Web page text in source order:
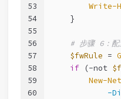
53
54
55
56
57
58
59
60
Write-
    }
# 步骤 6：配
$fwRule =
if (-not
New-
-